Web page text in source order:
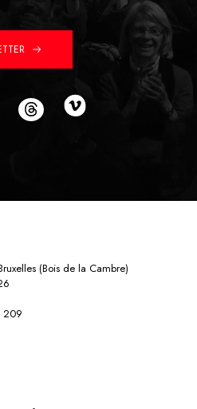
(Bois de la Cambre)
209